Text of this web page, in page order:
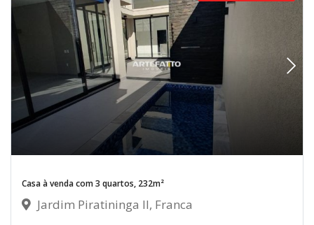
Casa à venda com 3 quartos, 232m²
Jardim Piratininga II, Franca